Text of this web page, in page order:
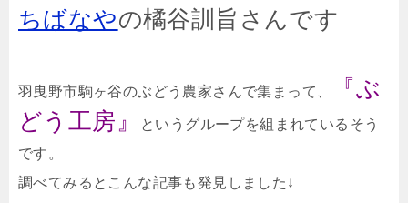
ちばなやの橘谷訓旨さんです
羽曳野市駒ヶ谷のぶどう農家さんで集まって、
『ぶ
どう工房』
というグループを組まれているそう
です。
調べてみるとこんな記事も発見しました↓